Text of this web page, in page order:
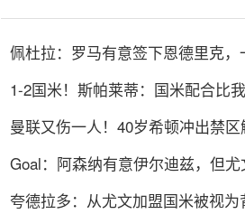
佩杜拉：罗马有意签下恩德里克，
1-2国米！斯帕莱蒂：国米配合比
曼联又伤一人！40岁希顿冲出禁区
Goal：阿森纳有意伊尔迪兹，但尤
夸德拉多：从尤文加盟国米被视为